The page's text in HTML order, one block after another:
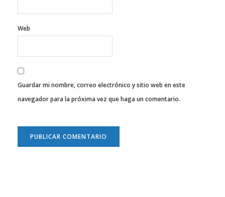
Web
Guardar mi nombre, correo electrónico y sitio web en este
navegador para la próxima vez que haga un comentario.